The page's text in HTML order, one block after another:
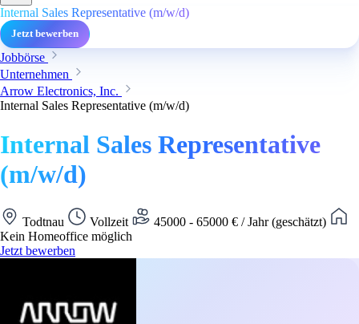
Internal Sales Representative (m/w/d)
Jetzt bewerben
Jobbörse
Unternehmen
Arrow Electronics, Inc.
Internal Sales Representative (m/w/d)
Internal Sales Representative
(m/w/d)
Todtnau Vollzeit
45000 - 65000 € / Jahr (geschätzt)
Kein Homeoffice möglich
Jetzt bewerben